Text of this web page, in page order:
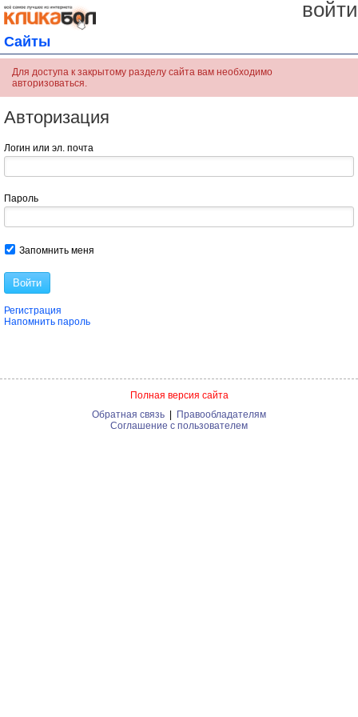
войти
Сайты
Для доступа к закрытому разделу сайта вам необходимо
авторизоваться.
Авторизация
Логин или эл. почта
Пароль
Запомнить меня
Войти
Регистрация
Напомнить пароль
Полная версия сайта
Обратная связь
Правообладателям
Соглашение с пользователем